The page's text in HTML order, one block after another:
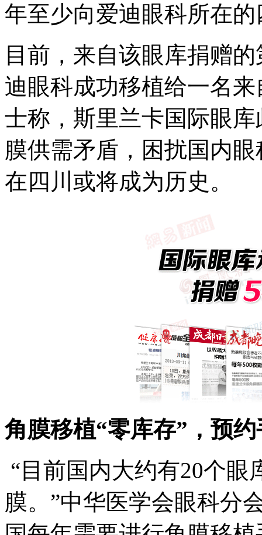
年至少向爱迪眼科所在
目前，来自该眼库捐赠
迪眼科成功移植给一名
士称，斯里兰卡国际眼
膜供需矛盾，困扰国内
在四川或将成为历史。
角膜移植“零库存”，预
“目前国内大约有20个
膜。”中华医学会眼科分